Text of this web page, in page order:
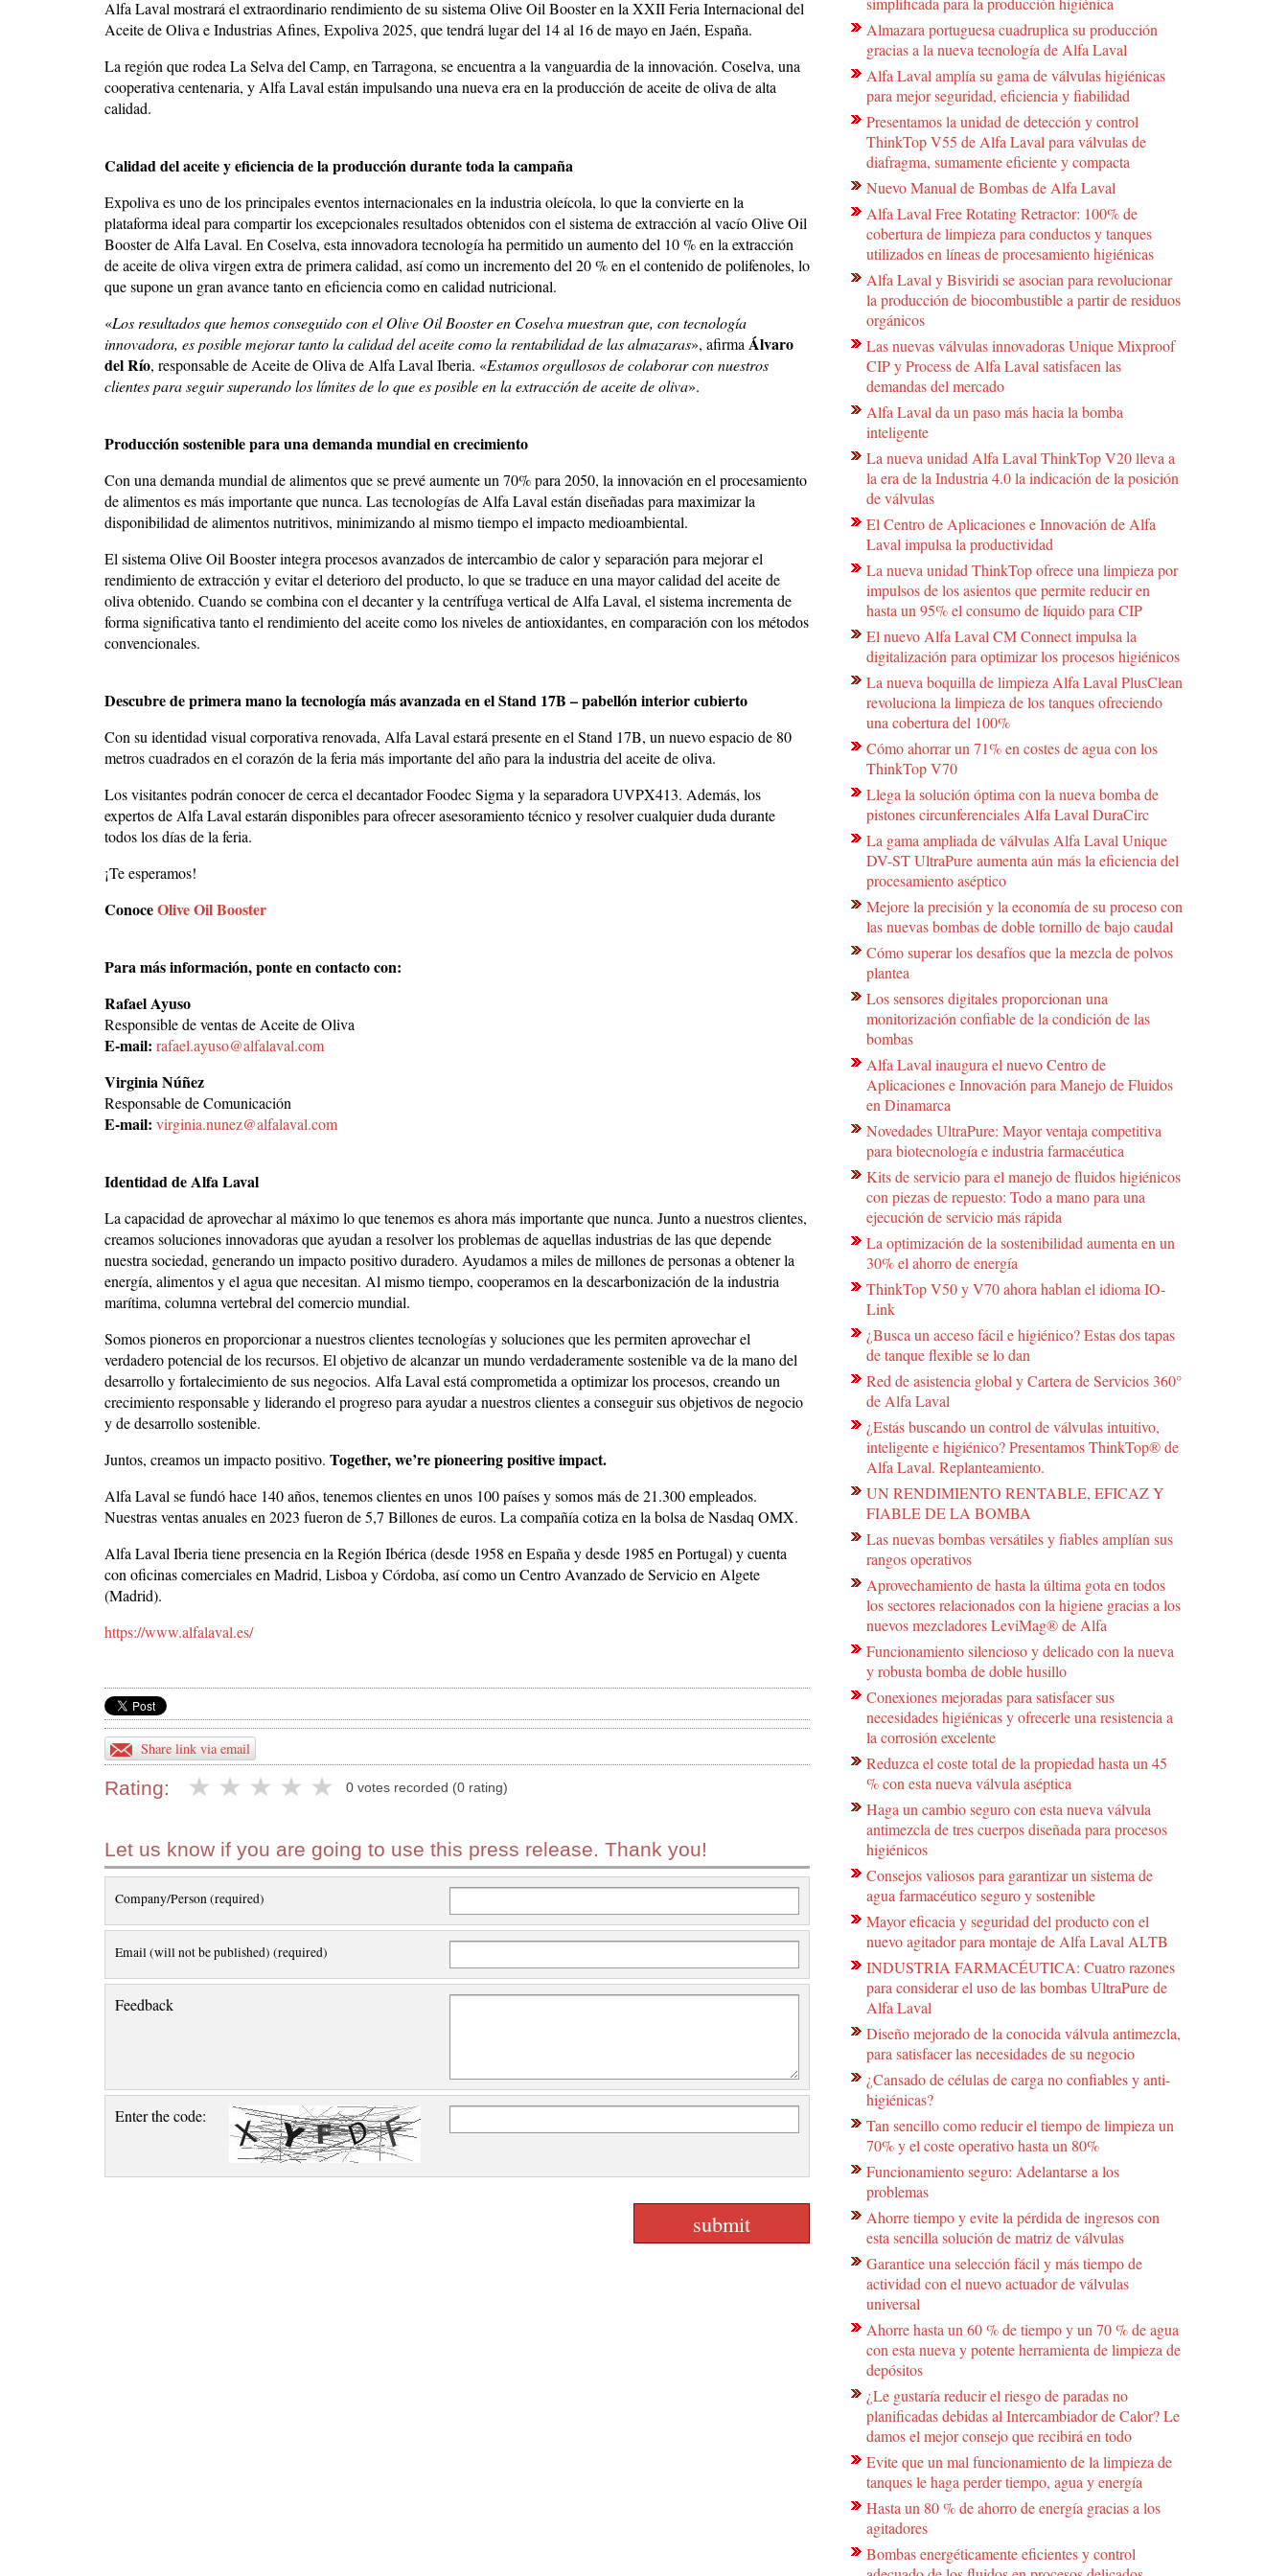
Alfa Laval mostrará el extraordinario rendimiento de su sistema Olive Oil Booster en la XXII Feria Internacional del
Aceite de Oliva e Industrias Afines, Expoliva 2025, que tendrá lugar del 14 al 16 de mayo en Jaén, España.
La región que rodea La Selva del Camp, en Tarragona, se encuentra a la vanguardia de la innovación. Coselva, una
cooperativa centenaria, y Alfa Laval están impulsando una nueva era en la producción de aceite de oliva de alta
calidad.
Calidad del aceite y eficiencia de la producción durante toda la campaña
Expoliva es uno de los principales eventos internacionales en la industria oleícola, lo que la convierte en la
plataforma ideal para compartir los excepcionales resultados obtenidos con el sistema de extracción al vacío Olive Oil
Booster de Alfa Laval. En Coselva, esta innovadora tecnología ha permitido un aumento del 10 % en la extracción
de aceite de oliva virgen extra de primera calidad, así como un incremento del 20 % en el contenido de polifenoles, lo
que supone un gran avance tanto en eficiencia como en calidad nutricional.
«Los resultados que hemos conseguido con el Olive Oil Booster en Coselva muestran que, con tecnología
innovadora, es posible mejorar tanto la calidad del aceite como la rentabilidad de las almazaras», afirmaÁlvaro
del Río, responsable de Aceite de Oliva de Alfa Laval Iberia. «Estamos orgullosos de colaborar con nuestros
clientes para seguir superando los límites de lo que es posible en la extracción de aceite de oliva».
Producción sostenible para una demanda mundial en crecimiento
Con una demanda mundial de alimentos que se prevé aumente un 70% para 2050, la innovación en el procesamiento
de alimentos es más importante que nunca. Las tecnologías de Alfa Laval están diseñadas para maximizar la
disponibilidad de alimentos nutritivos, minimizando al mismo tiempo el impacto medioambiental.
El sistema Olive Oil Booster integra procesos avanzados de intercambio de calor y separación para mejorar el
rendimiento de extracción y evitar el deterioro del producto, lo que se traduce en una mayor calidad del aceite de
oliva obtenido. Cuando se combina con el decanter y la centrífuga vertical de Alfa Laval, el sistema incrementa de
forma significativa tanto el rendimiento del aceite como los niveles de antioxidantes, en comparación con los métodos
convencionales.
Descubre de primera mano la tecnología más avanzada en el Stand 17B – pabellón interior cubierto
Con su identidad visual corporativa renovada, Alfa Laval estará presente en el Stand 17B, un nuevo espacio de 80
metros cuadrados en el corazón de la feria más importante del año para la industria del aceite de oliva.
Los visitantes podrán conocer de cerca el decantador Foodec Sigma y la separadora UVPX413. Además, los
expertos de Alfa Laval estarán disponibles para ofrecer asesoramiento técnico y resolver cualquier duda durante
todos los días de la feria.
¡Te esperamos!
ConoceOlive Oil Booster
Para más información, ponte en contacto con:
Rafael Ayuso
Responsible de ventas de Aceite de Oliva
E-mail: rafael.ayuso@alfalaval.com
Virginia Núñez
Responsable de Comunicación
E-mail: virginia.nunez@alfalaval.com
Identidad de Alfa Laval
La capacidad de aprovechar al máximo lo que tenemos es ahora más importante que nunca. Junto a nuestros clientes,
creamos soluciones innovadoras que ayudan a resolver los problemas de aquellas industrias de las que depende
nuestra sociedad, generando un impacto positivo duradero. Ayudamos a miles de millones de personas a obtener la
energía, alimentos y el agua que necesitan. Al mismo tiempo, cooperamos en la descarbonización de la industria
marítima, columna vertebral del comercio mundial.
Somos pioneros en proporcionar a nuestros clientes tecnologías y soluciones que les permiten aprovechar el
verdadero potencial de los recursos. El objetivo de alcanzar un mundo verdaderamente sostenible va de la mano del
desarrollo y fortalecimiento de sus negocios. Alfa Laval está comprometida a optimizar los procesos, creando un
crecimiento responsable y liderando el progreso para ayudar a nuestros clientes a conseguir sus objetivos de negocio
y de desarrollo sostenible.
Juntos, creamos un impacto positivo.Together, we’re pioneering positive impact.
Alfa Laval se fundó hace 140 años, tenemos clientes en unos 100 países y somos más de 21.300 empleados.
Nuestras ventas anuales en 2023 fueron de 5,7 Billones de euros. La compañía cotiza en la bolsa de Nasdaq OMX.
Alfa Laval Iberia tiene presencia en la Región Ibérica (desde 1958 en España y desde 1985 en Portugal) y cuenta
con oficinas comerciales en Madrid, Lisboa y Córdoba, así como un Centro Avanzado de Servicio en Algete
(Madrid).
https://www.alfalaval.es/
Share link via email
Rating: 0 votes recorded (0 rating)
Let us know if you are going to use this press release. Thank you!
Company/Person (required)
Email (will not be published) (required)
Feedback
Enter the code:
Almazara portuguesa cuadruplica su producción
gracias a la nueva tecnología de Alfa Laval
Alfa Laval amplía su gama de válvulas higiénicas
para mejor seguridad, eficiencia y fiabilidad
Presentamos la unidad de detección y control
ThinkTop V55 de Alfa Laval para válvulas de
diafragma, sumamente eficiente y compacta
Nuevo Manual de Bombas de Alfa Laval
Alfa Laval Free Rotating Retractor: 100% de
cobertura de limpieza para conductos y tanques
utilizados en líneas de procesamiento higiénicas
Alfa Laval y Bisviridi se asocian para revolucionar
la producción de biocombustible a partir de residuos
orgánicos
Las nuevas válvulas innovadoras Unique Mixproof
CIP y Process de Alfa Laval satisfacen las
demandas del mercado
Alfa Laval da un paso más hacia la bomba
inteligente
La nueva unidad Alfa Laval ThinkTop V20 lleva a
la era de la Industria 4.0 la indicación de la posición
de válvulas
El Centro de Aplicaciones e Innovación de Alfa
Laval impulsa la productividad
La nueva unidad ThinkTop ofrece una limpieza por
impulsos de los asientos que permite reducir en
hasta un 95% el consumo de líquido para CIP
El nuevo Alfa Laval CM Connect impulsa la
digitalización para optimizar los procesos higiénicos
La nueva boquilla de limpieza Alfa Laval PlusClean
revoluciona la limpieza de los tanques ofreciendo
una cobertura del 100%
Cómo ahorrar un 71% en costes de agua con los
ThinkTop V70
Llega la solución óptima con la nueva bomba de
pistones circunferenciales Alfa Laval DuraCirc
La gama ampliada de válvulas Alfa Laval Unique
DV-ST UltraPure aumenta aún más la eficiencia del
procesamiento aséptico
Mejore la precisión y la economía de su proceso con
las nuevas bombas de doble tornillo de bajo caudal
Cómo superar los desafíos que la mezcla de polvos
plantea
Los sensores digitales proporcionan una
monitorización confiable de la condición de las
bombas
Alfa Laval inaugura el nuevo Centro de
Aplicaciones e Innovación para Manejo de Fluidos
en Dinamarca
Novedades UltraPure: Mayor ventaja competitiva
para biotecnología e industria farmacéutica
Kits de servicio para el manejo de fluidos higiénicos
con piezas de repuesto: Todo a mano para una
ejecución de servicio más rápida
La optimización de la sostenibilidad aumenta en un
30% el ahorro de energía
ThinkTop V50 y V70 ahora hablan el idioma IO-
Link
¿Busca un acceso fácil e higiénico? Estas dos tapas
de tanque flexible se lo dan
Red de asistencia global y Cartera de Servicios 360°
de Alfa Laval
¿Estás buscando un control de válvulas intuitivo,
inteligente e higiénico? Presentamos ThinkTop® de
Alfa Laval. Replanteamiento.
UN RENDIMIENTO RENTABLE, EFICAZ Y
FIABLE DE LA BOMBA
Las nuevas bombas versátiles y fiables amplían sus
rangos operativos
Aprovechamiento de hasta la última gota en todos
los sectores relacionados con la higiene gracias a los
nuevos mezcladores LeviMag® de Alfa
Funcionamiento silencioso y delicado con la nueva
y robusta bomba de doble husillo
Conexiones mejoradas para satisfacer sus
necesidades higiénicas y ofrecerle una resistencia a
la corrosión excelente
Reduzca el coste total de la propiedad hasta un 45
% con esta nueva válvula aséptica
Haga un cambio seguro con esta nueva válvula
antimezcla de tres cuerpos diseñada para procesos
higiénicos
Consejos valiosos para garantizar un sistema de
agua farmacéutico seguro y sostenible
Mayor eficacia y seguridad del producto con el
nuevo agitador para montaje de Alfa Laval ALTB
INDUSTRIA FARMACÉUTICA: Cuatro razones
para considerar el uso de las bombas UltraPure de
Alfa Laval
Diseño mejorado de la conocida válvula antimezcla,
para satisfacer las necesidades de su negocio
¿Cansado de células de carga no confiables y anti-
higiénicas?
Tan sencillo como reducir el tiempo de limpieza un
70% y el coste operativo hasta un 80%
Funcionamiento seguro: Adelantarse a los
problemas
Ahorre tiempo y evite la pérdida de ingresos con
esta sencilla solución de matriz de válvulas
Garantice una selección fácil y más tiempo de
actividad con el nuevo actuador de válvulas
universal
Ahorre hasta un 60 % de tiempo y un 70 % de agua
con esta nueva y potente herramienta de limpieza de
depósitos
¿Le gustaría reducir el riesgo de paradas no
planificadas debidas al Intercambiador de Calor? Le
damos el mejor consejo que recibirá en todo
Evite que un mal funcionamiento de la limpieza de
tanques le haga perder tiempo, agua y energía
Hasta un 80 % de ahorro de energía gracias a los
agitadores
Bombas energéticamente eficientes y control